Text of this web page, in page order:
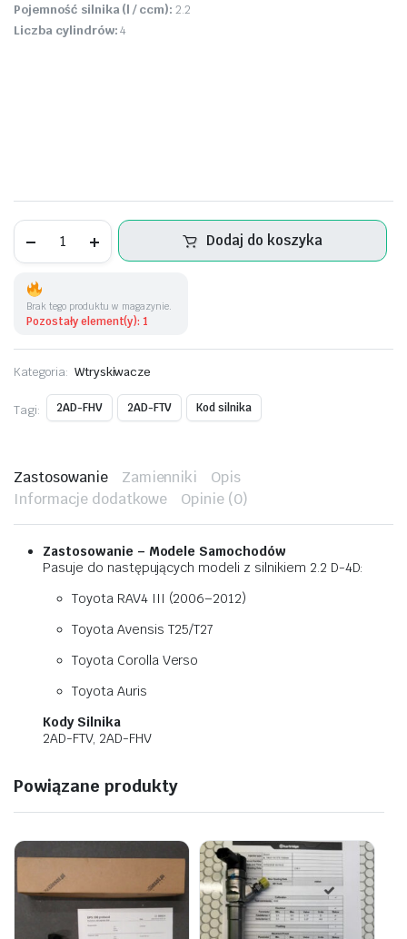
Pojemność silnika (l / ccm):2.2
Liczba cylindrów:4
Wtryskiwacz
Toyota
23670-
0R170
Dodaj do koszyka
Brak tego produktu w magazynie.
Pozostały element(y): 1
Kategoria: Wtryskiwacze
Tagi: 2AD-FHV 2AD-FTV Kod silnika
Zastosowanie Zamienniki
Opis
Informacje dodatkowe
Opinie (0)
Zastosowanie – Modele Samochodów
Pasuje do następujących modeli z silnikiem 2.2 D-4D:
Toyota RAV4 III (2006–2012)
Toyota Avensis T25/T27
Toyota Corolla Verso
Toyota Auris
Kody Silnika
2AD-FTV, 2AD-FHV
Powiązane produkty